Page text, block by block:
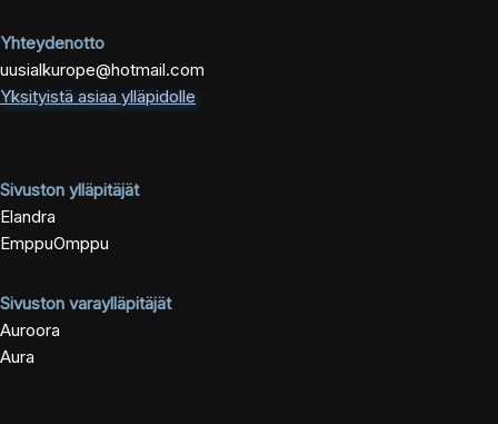
Yhteydenotto
uusialkurope@hotmail.com
Yksityistä asiaa ylläpidolle
Sivuston ylläpitäjät
Elandra
EmppuOmppu
Sivuston varaylläpitäjät
Auroora
Aura